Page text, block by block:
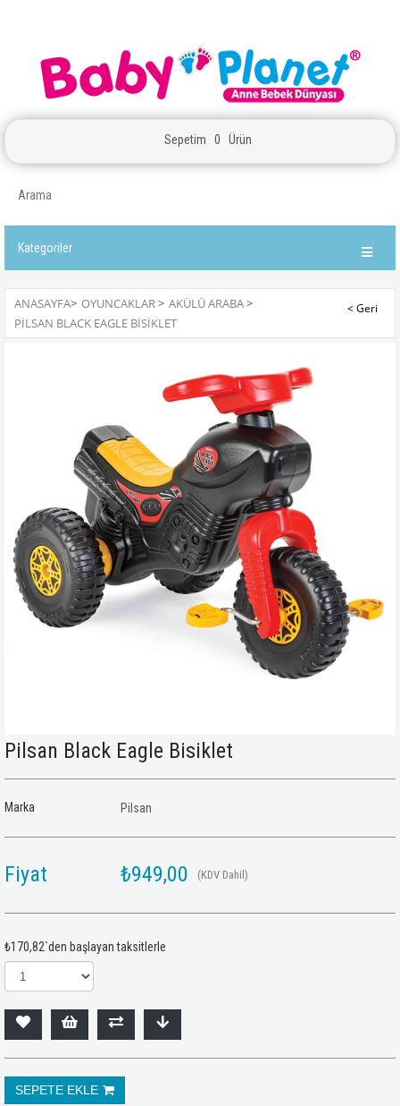
Sepetim 0 Ürün
Kategoriler
ANASAYFA> OYUNCAKLAR> AKÜLÜ ARABA>
PILSAN BLACK EAGLE BISIKLET
Pilsan Black Eagle Bisiklet
Marka Pilsan
Fiyat ₺949,00 (KDV Dahil)
₺170,82`den başlayan taksitlerle